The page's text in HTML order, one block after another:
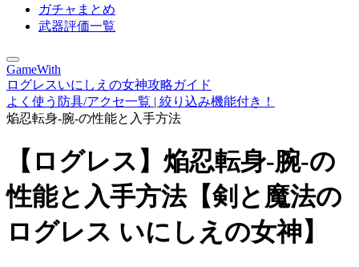
ガチャまとめ
武器評価一覧
GameWith
ログレスいにしえの女神攻略ガイド
よく使う防具/アクセ一覧 | 絞り込み機能付き！
焔忍転身-腕-の性能と入手方法
【ログレス】焔忍転身-腕-の
性能と入手方法【剣と魔法の
ログレス いにしえの女神】